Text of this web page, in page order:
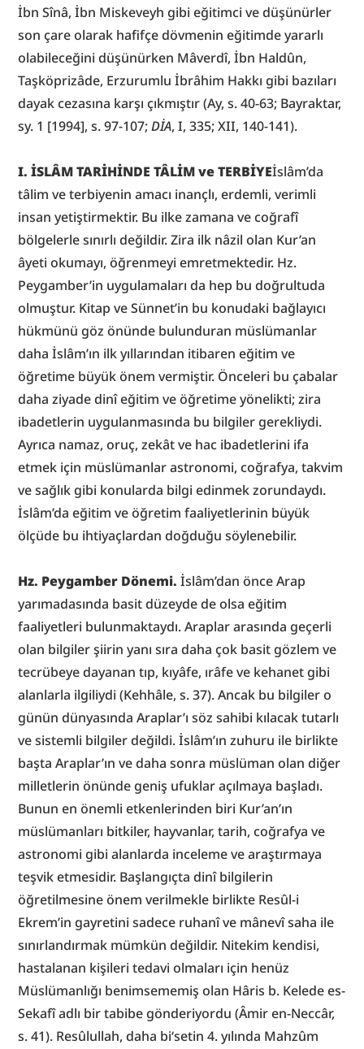
İbn Sînâ, İbn Miskeveyh gibi eğitimci ve düşünürler
son çare olarak hafifçe dövmenin eğitimde yararlı
olabileceğini düşünürken Mâverdî, İbn Haldûn,
Taşköprizâde, Erzurumlu İbrâhim Hakkı gibi bazıları
dayak cezasına karşı çıkmıştır (Ay, s. 40-63; Bayraktar,
sy. 1 [1994], s. 97-107; DİA, I, 335; XII, 140-141).
I. İSLÂM TARİHİNDE TÂLİM ve TERBİYEİslâm’da
tâlim ve terbiyenin amacı inançlı, erdemli, verimli
insan yetiştirmektir. Bu ilke zamana ve coğrafî
bölgelerle sınırlı değildir. Zira ilk nâzil olan Kur’an
âyeti okumayı, öğrenmeyi emretmektedir. Hz.
Peygamber’in uygulamaları da hep bu doğrultuda
olmuştur. Kitap ve Sünnet’in bu konudaki bağlayıcı
hükmünü göz önünde bulunduran müslümanlar
daha İslâm’ın ilk yıllarından itibaren eğitim ve
öğretime büyük önem vermiştir. Önceleri bu çabalar
daha ziyade dinî eğitim ve öğretime yönelikti; zira
ibadetlerin uygulanmasında bu bilgiler gerekliydi.
Ayrıca namaz, oruç, zekât ve hac ibadetlerini ifa
etmek için müslümanlar astronomi, coğrafya, takvim
ve sağlık gibi konularda bilgi edinmek zorundaydı.
İslâm’da eğitim ve öğretim faaliyetlerinin büyük
ölçüde bu ihtiyaçlardan doğduğu söylenebilir.
Hz. Peygamber Dönemi. İslâm’dan önce Arap
yarımadasında basit düzeyde de olsa eğitim
faaliyetleri bulunmaktaydı. Araplar arasında geçerli
olan bilgiler şiirin yanı sıra daha çok basit gözlem ve
tecrübeye dayanan tıp, kıyâfe, ırâfe ve kehanet gibi
alanlarla ilgiliydi (Kehhâle, s. 37). Ancak bu bilgiler o
günün dünyasında Araplar’ı söz sahibi kılacak tutarlı
ve sistemli bilgiler değildi. İslâm’ın zuhuru ile birlikte
başta Araplar’ın ve daha sonra müslüman olan diğer
milletlerin önünde geniş ufuklar açılmaya başladı.
Bunun en önemli etkenlerinden biri Kur’an’ın
müslümanları bitkiler, hayvanlar, tarih, coğrafya ve
astronomi gibi alanlarda inceleme ve araştırmaya
teşvik etmesidir. Başlangıçta dinî bilgilerin
öğretilmesine önem verilmekle birlikte Resûl-i
Ekrem’in gayretini sadece ruhanî ve mânevî saha ile
sınırlandırmak mümkün değildir. Nitekim kendisi,
hastalanan kişileri tedavi olmaları için henüz
Müslümanlığı benimsememiş olan Hâris b. Kelede es-
Sekafî adlı bir tabibe gönderiyordu (Âmir en-Neccâr,
s. 41). Resûlullah, daha bi‘setin 4. yılında Mahzûm